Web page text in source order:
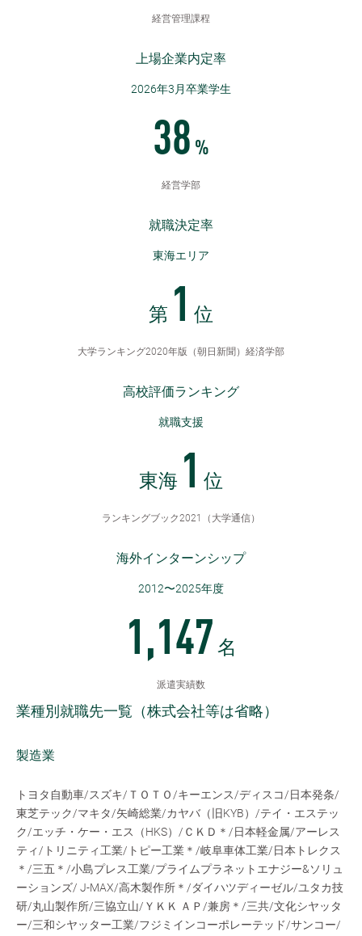
経営管理課程
上場企業内定率
2026年3月卒業学生
38 %
経営学部
就職決定率
東海エリア
第 1 位
大学ランキング2020年版（朝日新聞）経済学部
高校評価ランキング
就職支援
東海 1 位
ランキングブック2021（大学通信）
海外インターンシップ
2012〜2025年度
1,147 名
派遣実績数
業種別就職先一覧（株式会社等は省略）
製造業
トヨタ自動車/スズキ/ＴＯＴＯ/キーエンス/ディスコ/日本発条/
東芝テック/マキタ/矢崎総業/カヤバ（旧KYB）/テイ・エステッ
ク/エッチ・ケー・エス（HKS）/ＣＫＤ＊/日本軽金属/アーレス
ティ/トリニティ工業/トピー工業＊/岐阜車体工業/日本トレクス
＊/三五＊/小島プレス工業/プライムプラネットエナジー&ソリュ
ーションズ/ J-MAX/高木製作所＊/ダイハツディーゼル/ユタカ技
研/丸山製作所/三協立山/ＹＫＫ ＡＰ/兼房＊/三共/文化シヤッタ
ー/三和シヤッター工業/フジミインコーポレーテッド/サンコー/